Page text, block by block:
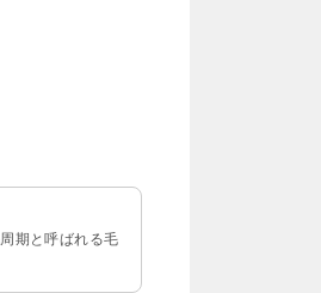
期と呼ばれる毛